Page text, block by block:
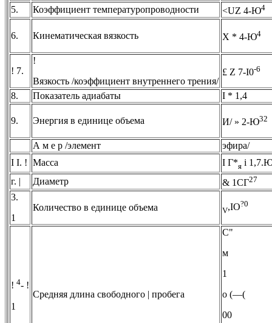
5. Коэффициент температуропроводности <UZ 4-Ю4
6. Кинематическая вязкость X * 4-Ю4
! 7.
!
Вязкость /коэффициент внутреннего трения/
£ Z 7-I0-6
8. Показатель адиабаты I * 1,4
9. Энергия в единице объема И/ » 2-Ю32
А м е р /элемент
эфира/
I I. ! Масса I Г*я i
г. |
Диаметр & 1СГ27
3.
1
Количество в единице объема V,IO?0
! 4- !
1
Средняя длина свободного | пробега
С"
м
1
о (—(
00